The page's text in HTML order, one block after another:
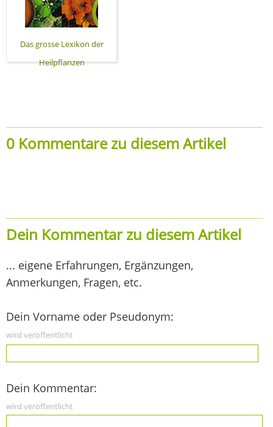
Das grosse Lexikon der
Heilpflanzen
0 Kommentare zu diesem Artikel
Dein Kommentar zu diesem Artikel
... eigene Erfahrungen, Ergänzungen,
Anmerkungen, Fragen, etc.
Dein Vorname oder Pseudonym:
wird veröffentlicht
Dein Kommentar:
wird veröffentlicht